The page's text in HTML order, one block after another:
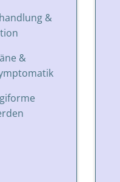
&
&